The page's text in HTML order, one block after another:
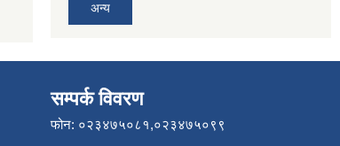
अन्य
सम्पर्क विवरण
फोन: ०२३४७५०८१,०२३४७५०९९